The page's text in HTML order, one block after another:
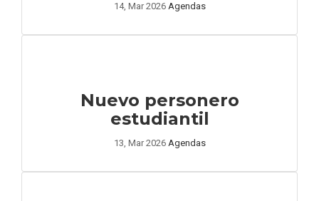
14, Mar 2026 Agendas
Nuevo personero
estudiantil
13, Mar 2026 Agendas